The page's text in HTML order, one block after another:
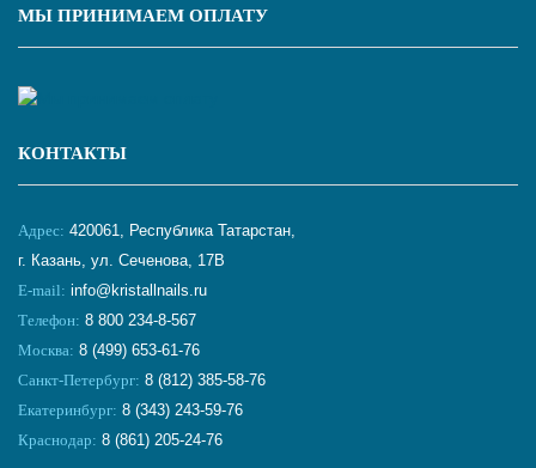
МЫ ПРИНИМАЕМ ОПЛАТУ
КОНТАКТЫ
Адрес: 420061, Республика Татарстан,
г. Казань, ул. Сеченова, 17В
E-mail: info@kristallnails.ru
Телефон: 8 800 234-8-567
Москва: 8 (499) 653-61-76
Санкт-Петербург: 8 (812) 385-58-76
Екатеринбург: 8 (343) 243-59-76
Краснодар: 8 (861) 205-24-76